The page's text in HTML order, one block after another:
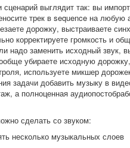
сценарий выглядит так: вы
трек в sequence на любую
дорожку, выстраиваете
корректируете громкость и
надо заменить исходный звук,
убираете исходную
используете микшер
задачи добавить музыку в
а полноценная
сделать со звуком:
несколько музыкальных слоев